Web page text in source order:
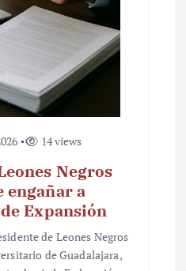
14 views
Negros
engañar a
Expansión
de Leones Negros
de Guadalajara,